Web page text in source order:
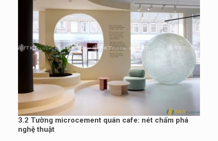
3.2 Tường microcement quán cafe: nét chấm phá
nghệ thuật